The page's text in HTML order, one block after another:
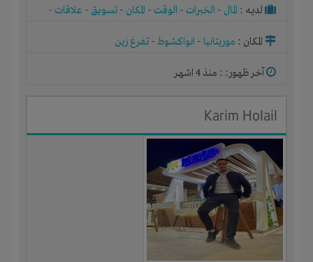
لديـه : المال - الخبرات - الوقت - المكان - تسويق - علاقات -
المكان : موريتانيا - انواكشوط- تفرغ زين
آخر ظهور: : منذ 4 اشهر
Karim Holail